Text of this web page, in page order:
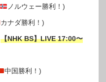
ノルウェー勝利！)
カナダ勝利！)
【NHK BS】LIVE 17:00〜
中国勝利！)